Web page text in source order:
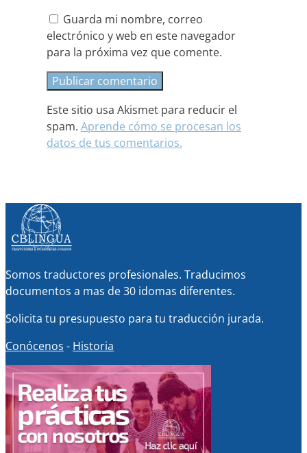
Guarda mi nombre, correo
electrónico y web en este navegador
para la próxima vez que comente.
Este sitio usa Akismet para reducir el
spam. Aprende cómo se procesan los
datos de tus comentarios.
Somos traductores profesionales. Traducimos
documentos a mas de 30 idomas diferentes.
Solicita tu presupuesto para tu traducción jurada.
Conócenos - Historia